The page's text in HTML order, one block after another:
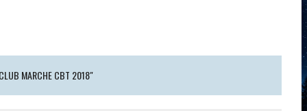
MARCHE CBT 2018"